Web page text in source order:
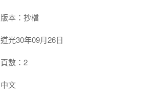
版本：抄檔
道光30年09月26日
頁數：2
中文